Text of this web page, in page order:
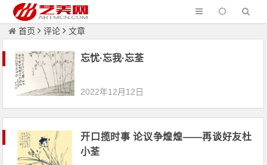
首页 评论 文章
忘忧·忘我·忘荃
2022年12月12日
开口揽时事 论议争煌煌——再谈好友杜
小荃